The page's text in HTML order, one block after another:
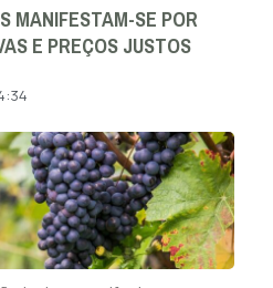
MANIFESTAM-SE POR
E PREÇOS JUSTOS